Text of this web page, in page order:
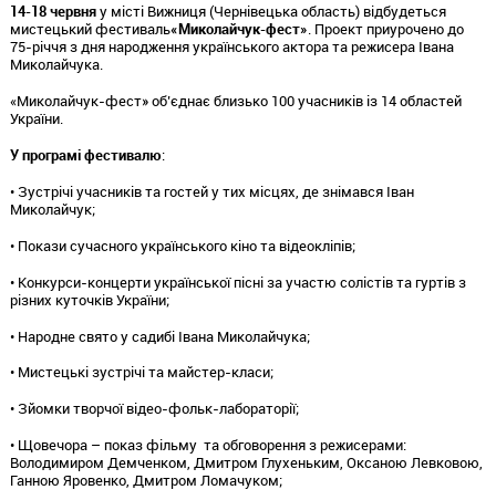
14-18 червняу місті Вижниця (Чернівецька область) відбудеться
мистецький фестиваль«Миколайчук-фест». Проект приурочено до
75-річчя з дня народження українського актора та режисера Івана
Миколайчука.
«Миколайчук-фест» об’єднає близько 100 учасників із 14 областей
України.
У програмі фестивалю:
• Зустрічі учасників та гостей у тих місцях, де знімався Іван
Миколайчук;
• Покази сучасного українського кіно та відеокліпів;
• Конкурси-концерти української пісні за участю солістів та гуртів з
різних куточків України;
• Народне свято у садибі Івана Миколайчука;
• Мистецькі зустрічі та майстер-класи;
• Зйомки творчої відео-фольк-лабораторії;
• Щовечора – показ фільму та обговорення з режисерами:
Володимиром Демченком, Дмитром Глухеньким, Оксаною Левковою,
Ганною Яровенко, Дмитром Ломачуком;